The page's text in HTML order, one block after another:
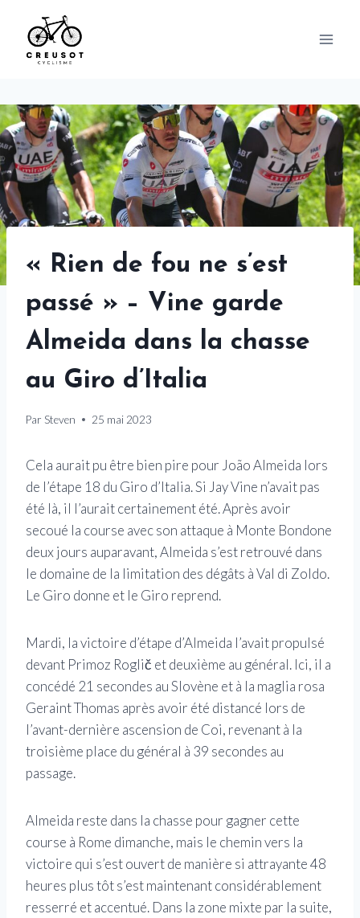
content
« Rien de fou ne s’est
passé » – Vine garde
Almeida dans la chasse
au Giro d’Italia
Par Steven 25 mai 2023
Cela aurait pu être bien pire pour João Almeida lors
de l’étape 18 du Giro d’Italia. Si Jay Vine n’avait pas
été là, il l’aurait certainement été. Après avoir
secoué la course avec son attaque à Monte Bondone
deux jours auparavant, Almeida s’est retrouvé dans
le domaine de la limitation des dégâts à Val di Zoldo.
Le Giro donne et le Giro reprend.
Mardi, la victoire d’étape d’Almeida l’avait propulsé
devant Primoz Roglič et deuxième au général. Ici, il a
concédé 21 secondes au Slovène et à la maglia rosa
Geraint Thomas après avoir été distancé lors de
l’avant-dernière ascension de Coi, revenant à la
troisième place du général à 39 secondes au
passage.
Almeida reste dans la chasse pour gagner cette
course à Rome dimanche, mais le chemin vers la
victoire qui s’est ouvert de manière si attrayante 48
heures plus tôt s’est maintenant considérablement
resserré et accentué. Dans la zone mixte par la suite,